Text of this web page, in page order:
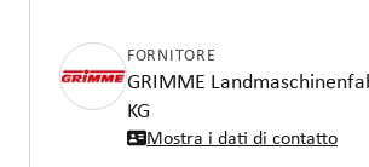
FORNITORE
GRIMME
KG
Mostra i dati di contatto